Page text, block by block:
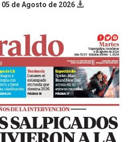
de Agosto de 2026